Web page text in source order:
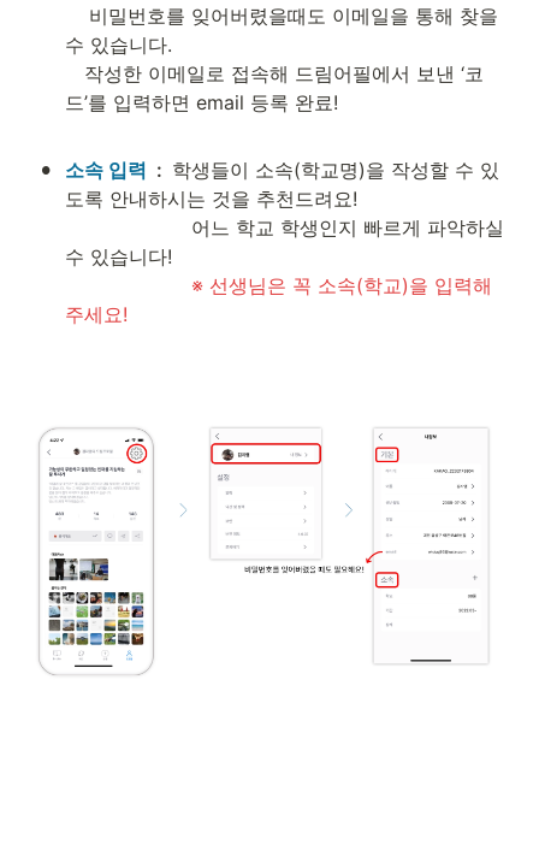
수 있습니다.
작성한 이메일로 접속해 드림어필에서 보낸 ‘코
드’를 입력하면 email 등록 완료!
• 소속 입력 : 학생들이 소속(학교명)을 작성할 수 있
도록 안내하시는 것을 추천드려요!
수 있습니다!
※ 선생님은 꼭 소속(학교)을 입력해
주세요!